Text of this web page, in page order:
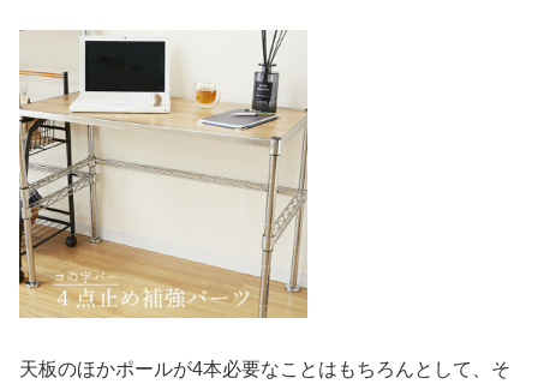
天板のほかポールが4本必要なことはもちろんとして、そ